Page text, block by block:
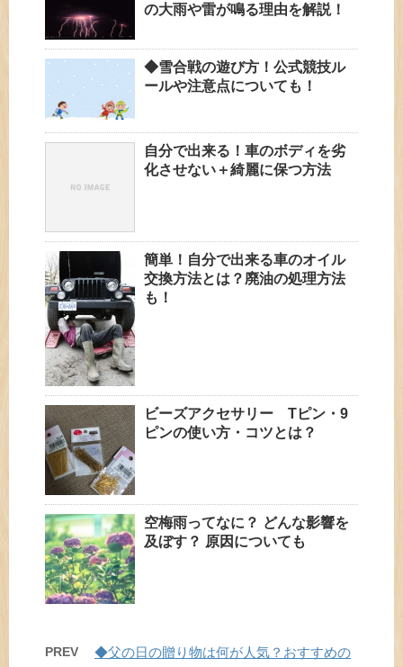
の大雨や雷が鳴る理由を解説！
◆雪合戦の遊び方！公式競技ル
ールや注意点についても！
自分で出来る！車のボディを劣
化させない＋綺麗に保つ方法
簡単！自分で出来る車のオイル
交換方法とは？廃油の処理方法
も！
ビーズアクセサリー Tピン・9
ピンの使い方・コツとは？
空梅雨ってなに？ どんな影響を
及ぼす？ 原因についても
PREV
◆父の日の贈り物は何が人気？おすすめの